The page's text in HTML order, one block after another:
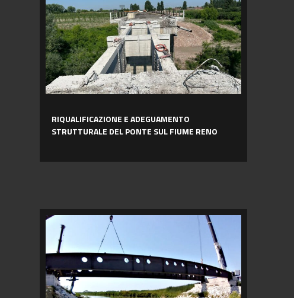
ADEGUAMENTO
STRUTTURALE
DEL
PONTE
SUL
FIUME
RENO
RIQUALIFICAZIONE E ADEGUAMENTO
STRUTTURALE DEL PONTE SUL FIUME RENO
REALIZZAZIONE
PONTE
MADONNA
–
FISCAGLIA
(FE)